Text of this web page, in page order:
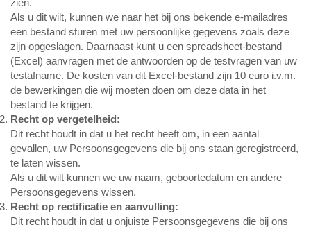
Als u dit wilt, kunnen we naar het bij ons bekende e-mailadres
een bestand sturen met uw persoonlijke gegevens zoals deze
zijn opgeslagen. Daarnaast kunt u een spreadsheet-bestand
(Excel) aanvragen met de antwoorden op de testvragen van uw
testafname. De kosten van dit Excel-bestand zijn 10 euro i.v.m.
de bewerkingen die wij moeten doen om deze data in het
bestand te krijgen.
Recht op vergetelheid:
Dit recht houdt in dat u het recht heeft om, in een aantal
gevallen, uw Persoonsgegevens die bij ons staan geregistreerd,
te laten wissen.
Als u dit wilt kunnen we uw naam, geboortedatum en andere
Persoonsgegevens wissen.
Recht op rectificatie en aanvulling:
Dit recht houdt in dat u onjuiste Persoonsgegevens die bij ons